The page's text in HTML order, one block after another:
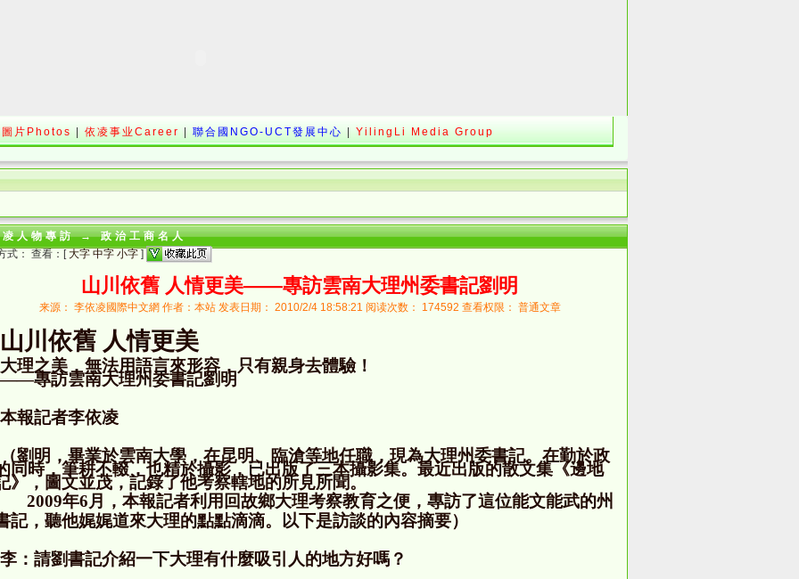
圖片Photos 依凌事业Career 聯合國NGO-UCT發展中心 YilingLi Media Group
凌人物專訪→政治工商名人
式： 查看：[大字 中字 小字 ]
山川依舊 人情更美――專訪雲南大理州委書記劉明
来源： 李依凌國際中文網 作者：本站 发表日期： 2010/2/4 18:58:21 阅读次数： 174592 查看权限： 普通文章
山川依舊 人情更美
大理之美，無法用語言來形容，只有親身去體驗！
――專訪雲南大理州委書記劉明
本報記者李依凌
（劉明，畢業於雲南大學，在昆明、臨滄等地任職，現為大理州委書記。在勤於政
同時，筆耕不輟，也精於攝影，已出版了三本攝影集。最近出版的散文集《邊地
》，圖文並茂，記錄了他考察轄地的所見所聞。
2009年6月，本報記者利用回故鄉大理考察教育之便，專訪了這位能文能武的州
記，聽他娓娓道來大理的點點滴滴。以下是訪談的內容摘要）
李：請劉書記介紹一下大理有什麼吸引人的地方好嗎？